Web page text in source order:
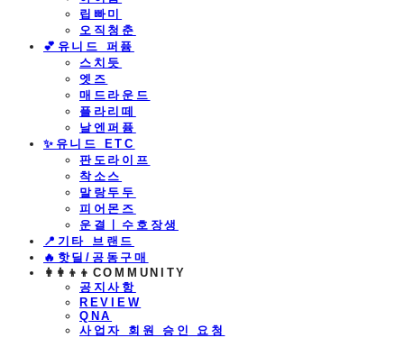
립빠미
오직청춘
💕유니드 퍼퓸
스치듯
엣즈
매드라운드
플라리떼
날엔퍼퓸
​✨유니드 ETC
판도라이프
착소스
말랑두두
피어몬즈
운결ㅣ수호장생
📍기타 브랜드
🔥핫딜/공동구매
👩‍👩‍👦‍👦COMMUNITY
공지사항
REVIEW
QNA
사업자 회원 승인 요청